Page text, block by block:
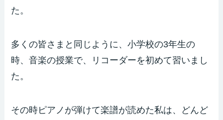
た。
多くの皆さまと同じように、小学校の3年生の
時、音楽の授業で、リコーダーを初めて習いまし
た。
その時ピアノが弾けて楽譜が読めた私は、どんど